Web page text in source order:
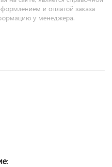
и оплатой заказа
у менеджера.
: